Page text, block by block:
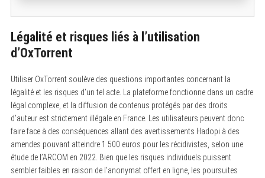
Légalité et risques liés à l’utilisation
d’OxTorrent
Utiliser OxTorrent soulève des questions importantes concernant la
légalité et les risques d’un tel acte. La plateforme fonctionne dans un cadre
légal complexe, et la diffusion de contenus protégés par des droits
d’auteur est strictement illégale en France. Les utilisateurs peuvent donc
faire face à des conséquences allant des avertissements Hadopi à des
amendes pouvant atteindre 1 500 euros pour les récidivistes, selon une
étude de l’ARCOM en 2022. Bien que les risques individuels puissent
sembler faibles en raison de l’anonymat offert en ligne, les poursuites